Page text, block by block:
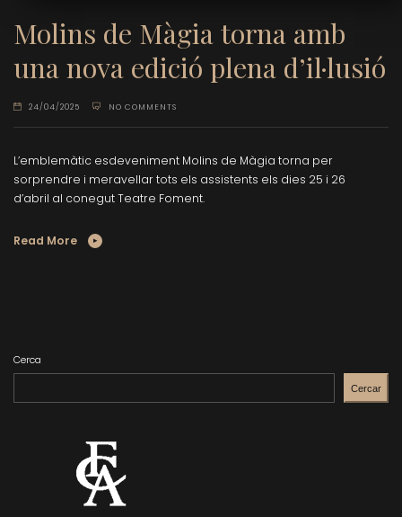
Molins de Màgia torna amb
una nova edició plena d’il·lusió
24/04/2025 NO COMMENTS
L’emblemàtic esdeveniment Molins de Màgia torna per
sorprendre i meravellar tots els assistents els dies 25 i 26
d’abril al conegut Teatre Foment.
Read More
Cerca
Cercar